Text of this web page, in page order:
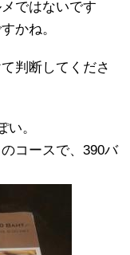
ではないです
かね。
判断してくださ
。
コースで、390バ